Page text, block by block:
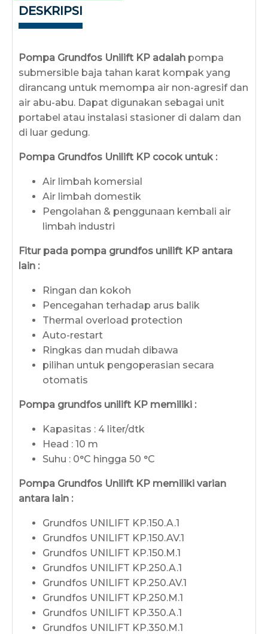
DESKRIPSI
Pompa Grundfos Unilift KP adalah pompa
submersible baja tahan karat kompak yang
dirancang untuk memompa air non-agresif dan
air abu-abu. Dapat digunakan sebagai unit
portabel atau instalasi stasioner di dalam dan
di luar gedung.
Pompa Grundfos Unilift KP cocok untuk :
Air limbah komersial
Air limbah domestik
Pengolahan & penggunaan kembali air
limbah industri
Fitur pada pompa grundfos unilift KP antara
lain :
Ringan dan kokoh
Pencegahan terhadap arus balik
Thermal overload protection
Auto-restart
Ringkas dan mudah dibawa
pilihan untuk pengoperasian secara
otomatis
Pompa grundfos unilift KP memiliki :
Kapasitas : 4 liter/dtk
Head : 10 m
Suhu : 0°C hingga 50 °C
Pompa Grundfos Unilift KP memiliki varian
antara lain :
Grundfos UNILIFT KP.150.A.1
Grundfos UNILIFT KP.150.AV.1
Grundfos UNILIFT KP.150.M.1
Grundfos UNILIFT KP.250.A.1
Grundfos UNILIFT KP.250.AV.1
Grundfos UNILIFT KP.250.M.1
Grundfos UNILIFT KP.350.A.1
Grundfos UNILIFT KP.350.M.1